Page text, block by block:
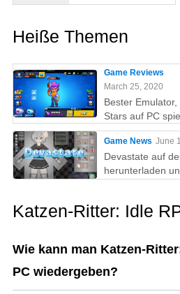
Heiße Themen
Game Reviews
March 25, 2020
Bester Emulator,
Stars auf PC
Game News June
Devastate auf
herunterladen
Play
Katzen-Ritter: Idle
Wie kann man Katzen-
PC wiedergeben?